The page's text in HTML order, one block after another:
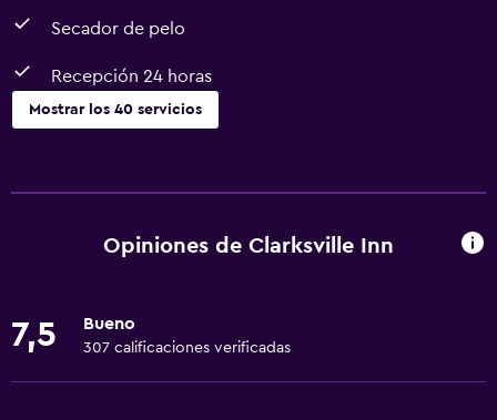
Secador de pelo
Recepción 24 horas
Mostrar los 40 servicios
Wifi gratis
Toallas
Opiniones de Clarksville Inn
7,5 Bueno
307 calificaciones verificadas